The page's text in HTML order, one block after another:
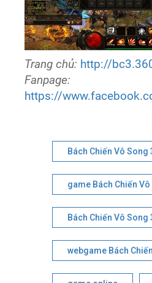
Trang chủ: http://
Fanpage:
https://
Bách Chiến Vô Song
game Bách Chiến Vô
Bách Chiến Vô Song
webgame Bách